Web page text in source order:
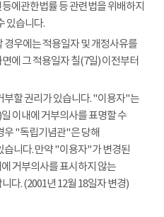
에관한법률 등 관련법을 위배하지
있습니다.
우에는 적용일자 및 개정사유를
에 그 적용일자 칠(7일) 이전부터
할 권리가 있습니다. "이용자"는
이내에 거부의사를 표명할 수
우 "독립기념관"은 당해
니다. 만약 "이용자"가 변경된
거부의사를 표시하지 않는
다. (2001년 12월 18일자 변경)